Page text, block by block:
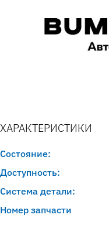
ХАРАКТЕРИСТИКИ
Состояние:
Доступность:
Система детали:
Номер запчасти